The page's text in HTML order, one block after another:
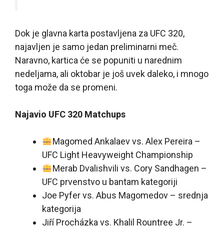
Dok je glavna karta postavljena za UFC 320,
najavljen je samo jedan preliminarni meč.
Naravno, kartica će se popuniti u narednim
nedeljama, ali oktobar je još uvek daleko, i mnogo
toga može da se promeni.
Najavio UFC 320 Matchups
Magomed Ankalaev vs. Alex Pereira –
UFC Light Heavyweight Championship
Merab Dvalishvili vs. Cory Sandhagen –
UFC prvenstvo u bantam kategoriji
Joe Pyfer vs. Abus Magomedov – srednja
kategorija
Jiří Procházka vs. Khalil Rountree Jr. –